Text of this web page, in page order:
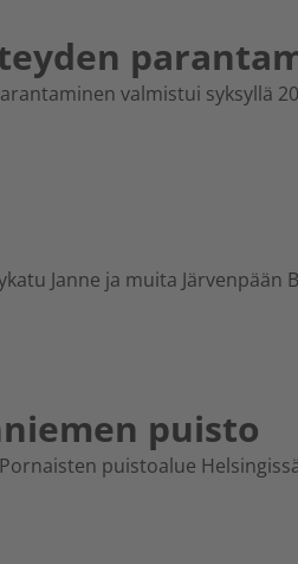
valmistui syksyllä
Janne ja muita
puisto
puistoalue
Page